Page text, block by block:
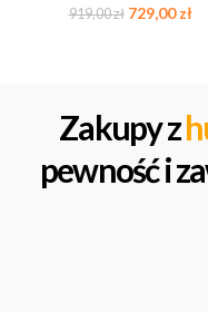
919,00zł 729,00zł
Zakupy z
pewność i